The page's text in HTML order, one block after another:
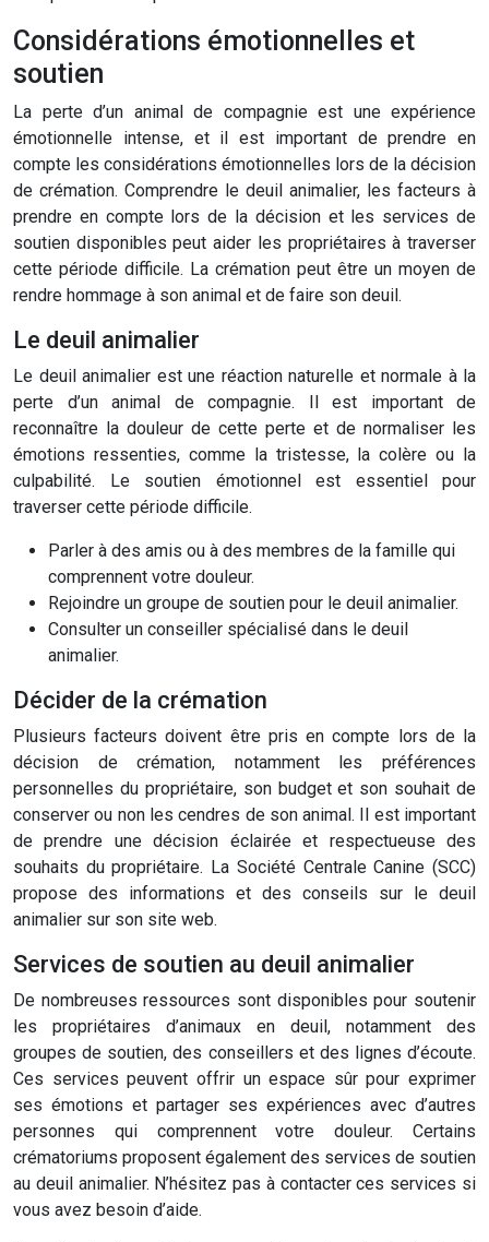
Considérations émotionnelles et
soutien
La perte d’un animal de compagnie est une expérience
émotionnelle intense, et il est important de prendre en
compte les considérations émotionnelles lors de la décision
de crémation. Comprendre le deuil animalier, les facteurs à
prendre en compte lors de la décision et les services de
soutien disponibles peut aider les propriétaires à traverser
cette période difficile. La crémation peut être un moyen de
rendre hommage à son animal et de faire son deuil.
Le deuil animalier
Le deuil animalier est une réaction naturelle et normale à la
perte d’un animal de compagnie. Il est important de
reconnaître la douleur de cette perte et de normaliser les
émotions ressenties, comme la tristesse, la colère ou la
culpabilité. Le soutien émotionnel est essentiel pour
traverser cette période difficile.
Parler à des amis ou à des membres de la famille qui
comprennent votre douleur.
Rejoindre un groupe de soutien pour le deuil animalier.
Consulter un conseiller spécialisé dans le deuil
animalier.
Décider de la crémation
Plusieurs facteurs doivent être pris en compte lors de la
décision de crémation, notamment les préférences
personnelles du propriétaire, son budget et son souhait de
conserver ou non les cendres de son animal. Il est important
de prendre une décision éclairée et respectueuse des
souhaits du propriétaire. La Société Centrale Canine (SCC)
propose des informations et des conseils sur le deuil
animalier sur son site web.
Services de soutien au deuil animalier
De nombreuses ressources sont disponibles pour soutenir
les propriétaires d’animaux en deuil, notamment des
groupes de soutien, des conseillers et des lignes d’écoute.
Ces services peuvent offrir un espace sûr pour exprimer
ses émotions et partager ses expériences avec d’autres
personnes qui comprennent votre douleur. Certains
crématoriums proposent également des services de soutien
au deuil animalier. N’hésitez pas à contacter ces services si
vous avez besoin d’aide.